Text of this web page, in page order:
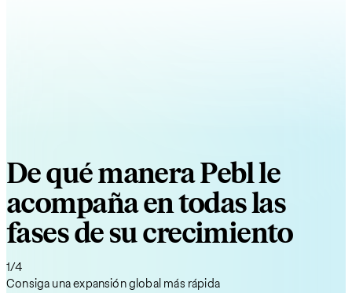
De qué manera Pebl le
acompaña en todas las
fases de su crecimiento
1/4
Consiga una expansión global más rápida